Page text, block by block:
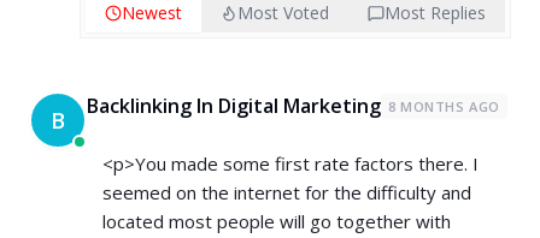
Newest Most Voted Most Replies
B Backlinking In Digital Marketing 8 MONTHS AGO
<p>You made some first rate factors there. I
seemed on the internet for the difficulty and
located most people will go together with